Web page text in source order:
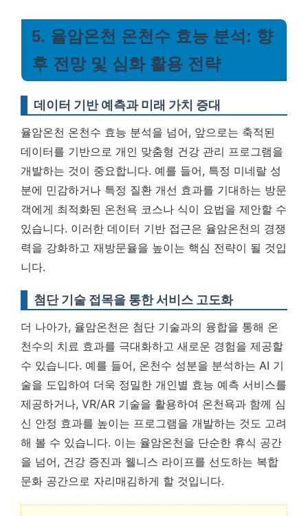
5. 율암온천 온천수 효능 분석: 향
후 전망 및 심화 활용 전략
데이터 기반 예측과 미래 가치 증대
율암온천 온천수 효능 분석을 넘어, 앞으로는 축적된
데이터를 기반으로 개인 맞춤형 건강 관리 프로그램을
개발하는 것이 중요합니다. 예를 들어, 특정 미네랄 성
분에 민감하거나 특정 질환 개선 효과를 기대하는 방문
객에게 최적화된 온천욕 코스나 식이 요법을 제안할 수
있습니다. 이러한 데이터 기반 접근은 율암온천의 경쟁
력을 강화하고 재방문율을 높이는 핵심 전략이 될 것입
니다.
첨단 기술 접목을 통한 서비스 고도화
더 나아가, 율암온천은 첨단 기술과의 융합을 통해 온
천수의 치료 효과를 극대화하고 새로운 경험을 제공할
수 있습니다. 예를 들어, 온천수 성분을 분석하는 AI 기
술을 도입하여 더욱 정밀한 개인별 효능 예측 서비스를
제공하거나, VR/AR 기술을 활용하여 온천욕과 함께 심
신 안정 효과를 높이는 프로그램을 개발하는 것도 고려
해 볼 수 있습니다. 이는 율암온천을 단순한 휴식 공간
을 넘어, 건강 증진과 웰니스 라이프를 선도하는 복합
문화 공간으로 자리매김하게 할 것입니다.